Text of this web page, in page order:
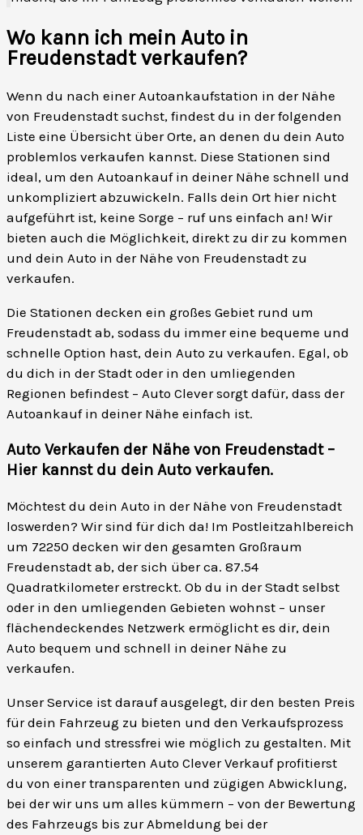
Wo kann ich mein Auto in
Freudenstadt verkaufen?
Wenn du nach einer Autoankaufstation in der Nähe
von Freudenstadt suchst, findest du in der folgenden
Liste eine Übersicht über Orte, an denen du dein Auto
problemlos verkaufen kannst. Diese Stationen sind
ideal, um den Autoankauf in deiner Nähe schnell und
unkompliziert abzuwickeln. Falls dein Ort hier nicht
aufgeführt ist, keine Sorge – ruf uns einfach an! Wir
bieten auch die Möglichkeit, direkt zu dir zu kommen
und dein Auto in der Nähe von Freudenstadt zu
verkaufen.
Die Stationen decken ein großes Gebiet rund um
Freudenstadt ab, sodass du immer eine bequeme und
schnelle Option hast, dein Auto zu verkaufen. Egal, ob
du dich in der Stadt oder in den umliegenden
Regionen befindest – Auto Clever sorgt dafür, dass der
Autoankauf in deiner Nähe einfach ist.
Auto Verkaufen der Nähe von Freudenstadt –
Hier kannst du dein Auto verkaufen.
Möchtest du dein Auto in der Nähe von Freudenstadt
loswerden? Wir sind für dich da! Im Postleitzahlbereich
um 72250 decken wir den gesamten Großraum
Freudenstadt ab, der sich über ca. 87.54
Quadratkilometer erstreckt. Ob du in der Stadt selbst
oder in den umliegenden Gebieten wohnst – unser
flächendeckendes Netzwerk ermöglicht es dir, dein
Auto bequem und schnell in deiner Nähe zu
verkaufen.
Unser Service ist darauf ausgelegt, dir den besten Preis
für dein Fahrzeug zu bieten und den Verkaufsprozess
so einfach und stressfrei wie möglich zu gestalten. Mit
unserem garantierten Auto Clever Verkauf profitierst
du von einer transparenten und zügigen Abwicklung,
bei der wir uns um alles kümmern – von der Bewertung
des Fahrzeugs bis zur Abmeldung bei der